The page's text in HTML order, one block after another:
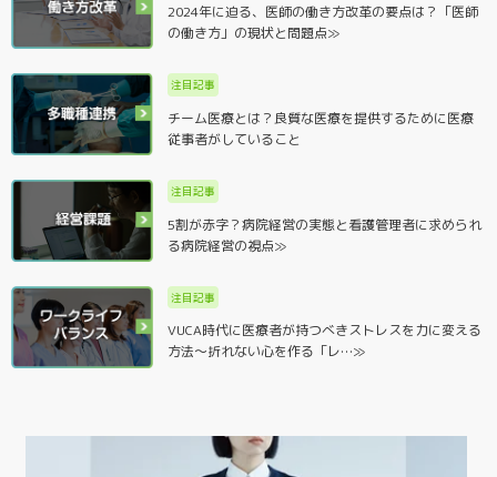
2024年に迫る、医師の働き方改革の要点は？「医師
の働き方」の現状と問題点≫
注目記事
チーム医療とは？良質な医療を提供するために医療
従事者がしていること
注目記事
5割が赤字？病院経営の実態と看護管理者に求められ
る病院経営の視点≫
注目記事
VUCA時代に医療者が持つべきストレスを力に変える
方法～折れない心を作る「レ…≫